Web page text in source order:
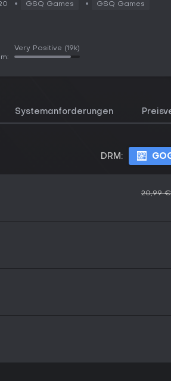
GSQ Games GSQ Games
Very Positive (19k)
Systemanforderungen
DRM:
20,99 €